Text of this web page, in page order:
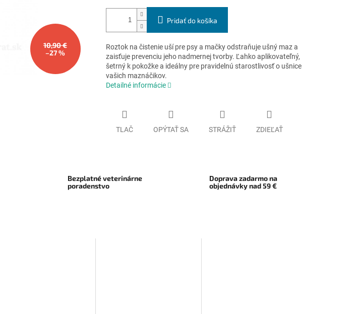
10,90 €
–27 %
Pridať do košíka
Roztok na čistenie uší pre psy a mačky odstraňuje ušný maz a
zaisťuje prevenciu jeho nadmernej tvorby. Ľahko aplikovateľný,
šetrný k pokožke a ideálny pre pravidelnú starostlivosť o ušnice
vašich maznáčikov.
Detailné informácie
TLAČ OPÝTAŤ SA STRÁŽIŤ ZDIEĽAŤ
Bezplatné veterinárne
poradenstvo
Doprava zadarmo na
objednávky nad 59 €